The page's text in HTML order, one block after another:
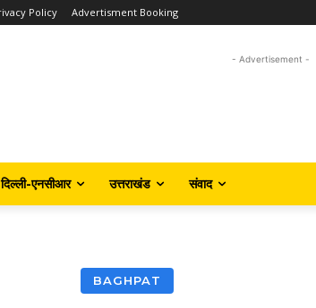
Policy Advertisment Booking
- Advertisement -
दिल्ली-एनसीआर उत्तराखंड संवाद
BAGHPAT